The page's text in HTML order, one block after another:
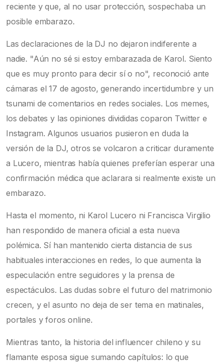
reciente y que, al no usar protección, sospechaba un
posible embarazo.
Las declaraciones de la DJ no dejaron indiferente a
nadie. "Aún no sé si estoy embarazada de Karol. Siento
que es muy pronto para decir sí o no", reconoció ante
cámaras el 17 de agosto, generando incertidumbre y un
tsunami de comentarios en redes sociales. Los memes,
los debates y las opiniones divididas coparon Twitter e
Instagram. Algunos usuarios pusieron en duda la
versión de la DJ, otros se volcaron a criticar duramente
a Lucero, mientras había quienes preferían esperar una
confirmación médica que aclarara si realmente existe un
embarazo.
Hasta el momento, ni Karol Lucero ni Francisca Virgilio
han respondido de manera oficial a esta nueva
polémica. Sí han mantenido cierta distancia de sus
habituales interacciones en redes, lo que aumenta la
especulación entre seguidores y la prensa de
espectáculos. Las dudas sobre el futuro del matrimonio
crecen, y el asunto no deja de ser tema en matinales,
portales y foros online.
Mientras tanto, la historia del influencer chileno y su
flamante esposa sigue sumando capítulos: lo que